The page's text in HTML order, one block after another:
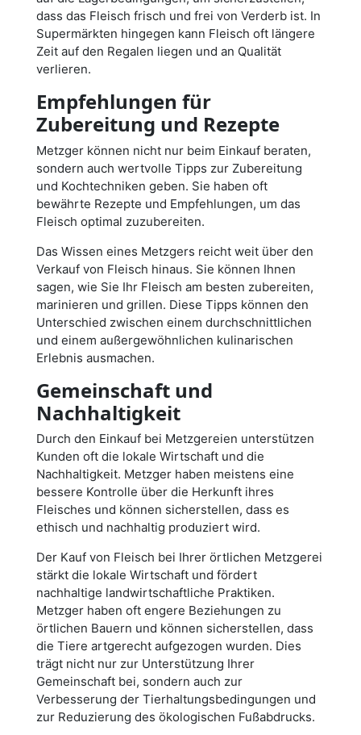
dass das Fleisch frisch und frei von Verderb ist. In
Supermärkten hingegen kann Fleisch oft längere
Zeit auf den Regalen liegen und an Qualität
verlieren.
Empfehlungen für
Zubereitung und Rezepte
Metzger können nicht nur beim Einkauf beraten,
sondern auch wertvolle Tipps zur Zubereitung
und Kochtechniken geben. Sie haben oft
bewährte Rezepte und Empfehlungen, um das
Fleisch optimal zuzubereiten.
Das Wissen eines Metzgers reicht weit über den
Verkauf von Fleisch hinaus. Sie können Ihnen
sagen, wie Sie Ihr Fleisch am besten zubereiten,
marinieren und grillen. Diese Tipps können den
Unterschied zwischen einem durchschnittlichen
und einem außergewöhnlichen kulinarischen
Erlebnis ausmachen.
Gemeinschaft und
Nachhaltigkeit
Durch den Einkauf bei Metzgereien unterstützen
Kunden oft die lokale Wirtschaft und die
Nachhaltigkeit. Metzger haben meistens eine
bessere Kontrolle über die Herkunft ihres
Fleisches und können sicherstellen, dass es
ethisch und nachhaltig produziert wird.
Der Kauf von Fleisch bei Ihrer örtlichen Metzgerei
stärkt die lokale Wirtschaft und fördert
nachhaltige landwirtschaftliche Praktiken.
Metzger haben oft engere Beziehungen zu
örtlichen Bauern und können sicherstellen, dass
die Tiere artgerecht aufgezogen wurden. Dies
trägt nicht nur zur Unterstützung Ihrer
Gemeinschaft bei, sondern auch zur
Verbesserung der Tierhaltungsbedingungen und
zur Reduzierung des ökologischen Fußabdrucks.